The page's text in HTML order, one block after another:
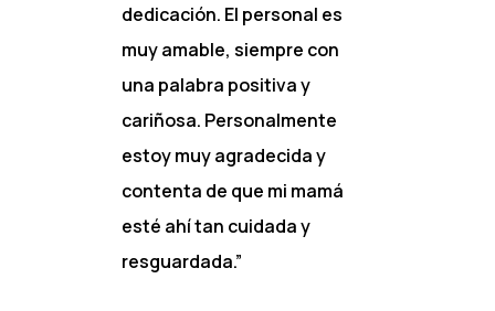
dedicación. El personal es
muy amable, siempre con
una palabra positiva y
cariñosa. Personalmente
estoy muy agradecida y
contenta de que mi mamá
esté ahí tan cuidada y
resguardada.”